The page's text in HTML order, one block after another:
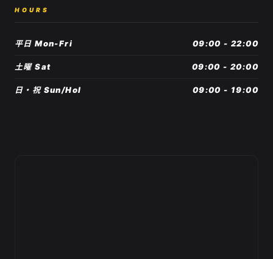
HOURS
平日 Mon-Fri 09:00 - 22:00
土曜 Sat 09:00 - 20:00
日・祝 Sun/Hol 09:00 - 19:00